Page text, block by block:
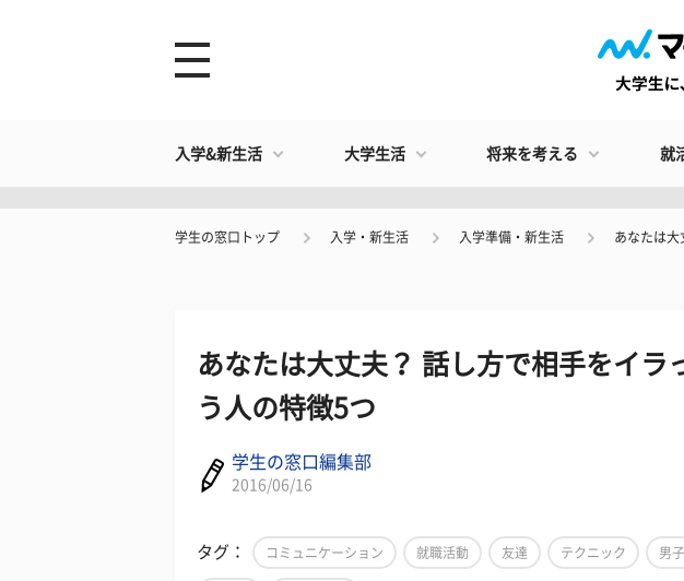
入学&新生活 大学生活 将来を考える 就
学生の窓口トップ 入学・新生活 入学準備・新生活 あなたは大
あなたは大丈夫？ 話し方で相手をイラ
う人の特徴5つ
学生の窓口編集部
2016/06/16
タグ： コミュニケーション 就職活動 友達 テクニック 男